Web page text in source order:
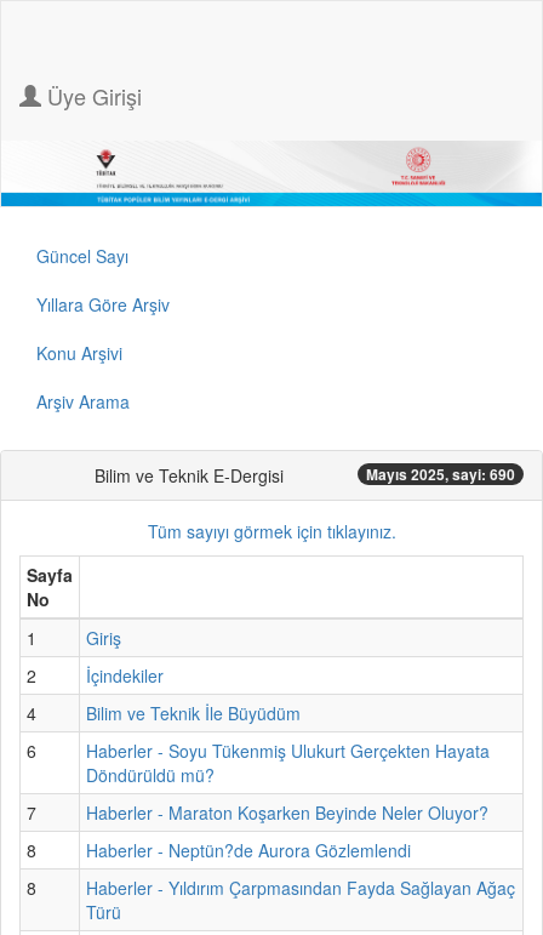
Üye Girişi
Güncel Sayı
Yıllara Göre Arşiv
Konu Arşivi
Arşiv Arama
Bilim ve Teknik E-Dergisi Mayıs 2025, sayi: 690
Tüm sayıyı görmek için tıklayınız.
Sayfa
No
1
Giriş
2
İçindekiler
4
Bilim ve Teknik İle Büyüdüm
6
Haberler - Soyu Tükenmiş Ulukurt Gerçekten Hayata
Döndürüldü mü?
7
Haberler - Maraton Koşarken Beyinde Neler Oluyor?
8
Haberler - Neptün?de Aurora Gözlemlendi
8
Haberler - Yıldırım Çarpmasından Fayda Sağlayan Ağaç
Türü